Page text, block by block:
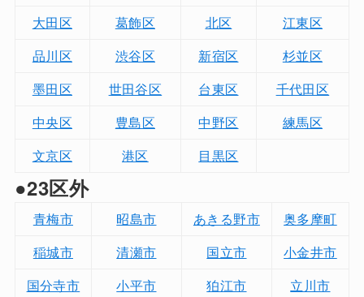
大田区
葛飾区 北区
江東区
品川区
渋谷区 新宿区
杉並区
墨田区
世田谷区 台東区
千代田区
中央区
豊島区 中野区
練馬区
文京区
港区 目黒区
●23区外
青梅市 昭島市 あきる野市
奥多摩町
稲城市
清瀬市 国立市
小金井市
国分寺市
小平市 狛江市
立川市